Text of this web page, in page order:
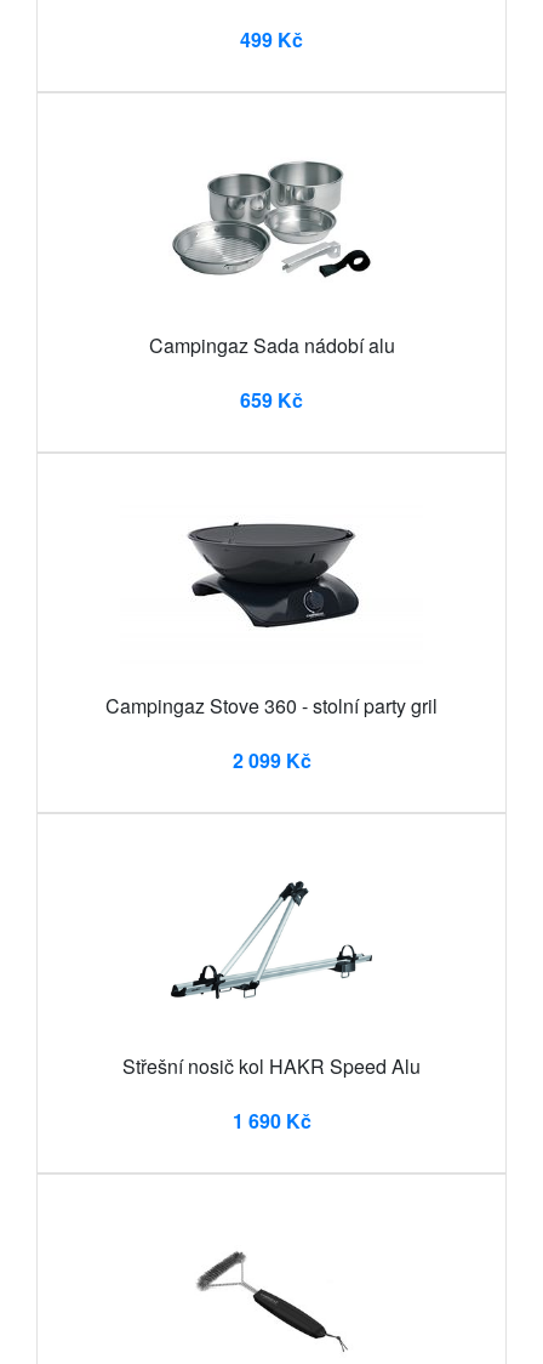
499 Kč
Campingaz Sada nádobí alu
659 Kč
Campingaz Stove 360 - stolní party gril
2 099 Kč
Střešní nosič kol HAKR Speed Alu
1 690 Kč